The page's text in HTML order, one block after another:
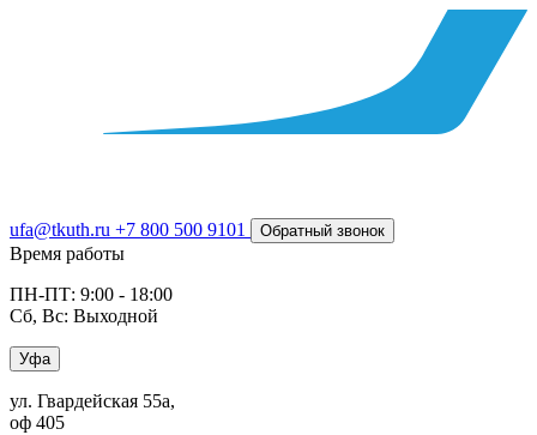
ufa@tkuth.ru +7 800 500 9101 Обратный звонок
Время работы
ПН-ПТ: 9:00 - 18:00
Сб, Вс: Выходной
Уфа
ул. Гвардейская 55а,
оф 405